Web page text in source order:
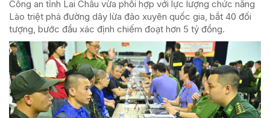
Công an tỉnh Lai Châu vừa phối hợp với lực lượng chức năng
Lào triệt phá đường dây lừa đảo xuyên quốc gia, bắt 40 đối
tượng, bước đầu xác định chiếm đoạt hơn 5 tỷ đồng.